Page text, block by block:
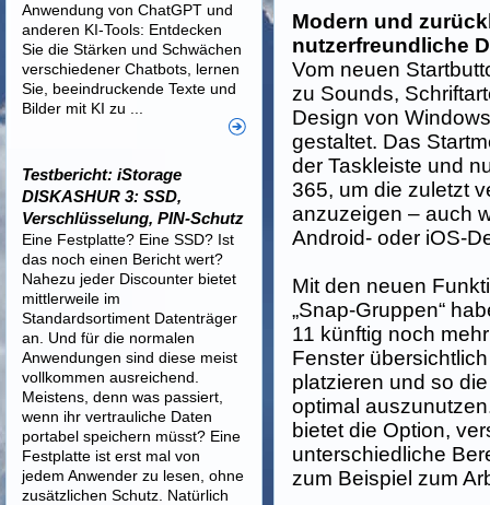
Modern und
nutzerfreundliche
Vom neuen
zu Sounds,
Design von
gestaltet. Das
der Taskleiste und
365, um die zuletzt
anzuzeigen – auch
Android- oder iOS-
Mit den neuen
„Snap-Gruppen“
11 künftig noch
Fenster
platzieren und so
optimal
bietet die Option,
unterschiedliche
zum Beispiel zum
Anwendung von ChatGPT und
anderen KI-Tools: Entdecken
Sie die Stärken und Schwächen
verschiedener Chatbots, lernen
Sie, beeindruckende Texte und
Bilder mit KI zu ...
Testbericht: iStorage
DISKASHUR 3: SSD,
Verschlüsselung, PIN-Schutz
Eine Festplatte? Eine SSD? Ist
das noch einen Bericht wert?
Nahezu jeder Discounter bietet
mittlerweile im
Standardsortiment Datenträger
an. Und für die normalen
Anwendungen sind diese meist
vollkommen ausreichend.
Meistens, denn was passiert,
wenn ihr vertrauliche Daten
portabel speichern müsst? Eine
Festplatte ist erst mal von
jedem Anwender zu lesen, ohne
zusätzlichen Schutz. Natürlich